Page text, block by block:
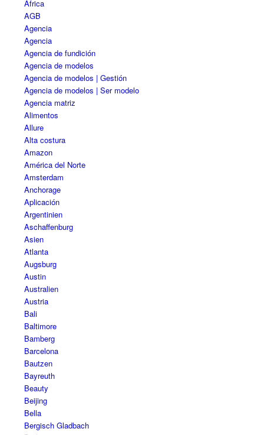
África
AGB
Agencia
Agencia
Agencia de fundición
Agencia de modelos
Agencia de modelos | Gestión
Agencia de modelos | Ser modelo
Agencia matriz
Alimentos
Allure
Alta costura
Amazon
América del Norte
Amsterdam
Anchorage
Aplicación
Argentinien
Aschaffenburg
Asien
Atlanta
Augsburg
Austin
Australien
Austria
Bali
Baltimore
Bamberg
Barcelona
Bautzen
Bayreuth
Beauty
Beijing
Bella
Bergisch Gladbach